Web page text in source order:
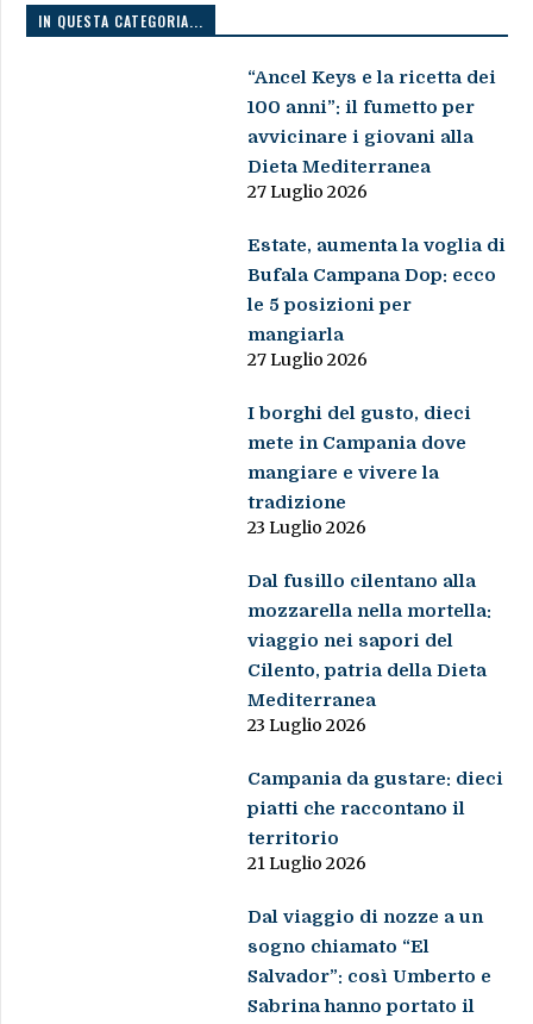
IN QUESTA CATEGORIA...
“Ancel Keys e la ricetta dei
100 anni”: il fumetto per
avvicinare i giovani alla
Dieta Mediterranea
27 Luglio 2026
Estate, aumenta la voglia di
Bufala Campana Dop: ecco
le 5 posizioni per
mangiarla
27 Luglio 2026
I borghi del gusto, dieci
mete in Campania dove
mangiare e vivere la
tradizione
23 Luglio 2026
Dal fusillo cilentano alla
mozzarella nella mortella:
viaggio nei sapori del
Cilento, patria della Dieta
Mediterranea
23 Luglio 2026
Campania da gustare: dieci
piatti che raccontano il
territorio
21 Luglio 2026
Dal viaggio di nozze a un
sogno chiamato “El
Salvador”: così Umberto e
Sabrina hanno portato il